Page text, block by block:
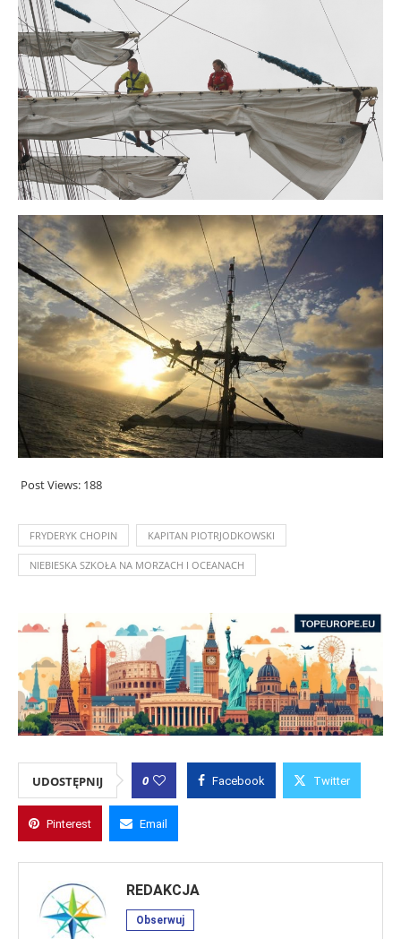
Post Views: 188
FRYDERYK CHOPIN KAPITAN PIOTRJODKOWSKI
NIEBIESKA SZKOŁA NA MORZACH I OCEANACH
UDOSTĘPNIJ 0 Facebook Twitter
Pinterest Email
REDAKCJA
Obserwuj